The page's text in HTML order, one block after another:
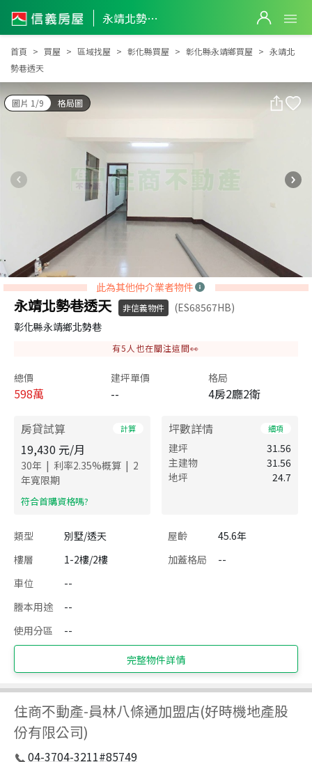
永靖北勢巷透天
永靖北勢巷透天
首頁 買屋 區域找屋 彰化縣買屋 彰化縣永靖鄉買屋
永靖北
勢巷透天
圖片 1/9 格局圖
此為其他仲介業者物件
永靖北勢巷透天 非信義物件
(ES68567HB)
彰化縣永靖鄉北勢巷
有5 人也在關注這間👀
總價
598萬
建坪單價
--
格局
4房2廳2衛
房貸試算 計算
19,430 元/月
30年 | 利率2.35%概算 | 2
年寬限期
​符合首購資格嗎?
坪數詳情 細項
建坪
31.56
主建物
31.56
地坪
24.7
類型 別墅/透天 屋齡
45.6年
樓層
1-2樓/2樓 加蓋格局
--
車位
--
謄本用途
--
使用分區
--
完整物件詳情
住商不動產-員林八條通加盟店(好時機地產股
份有限公司)
04-3704-3211#85749